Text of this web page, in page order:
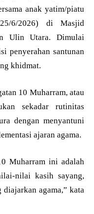
anak yatim/piatu
6/2026) di Masjid
Ulin Utara. Dimulai
penyerahan santunan
khidmat.
10 Muharram, atau
sekadar rutinitas
dengan menyantuni
ajaran agama.
Muharram ini adalah
nilai kasih sayang,
agama,” kata